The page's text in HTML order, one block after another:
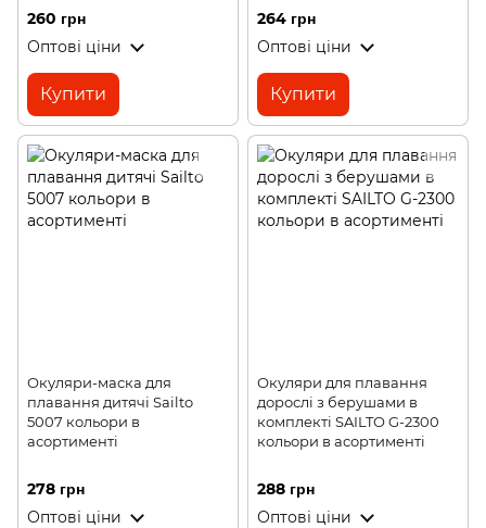
260 грн
Оптові ціни
Купити
264 грн
Оптові ціни
Купити
Окуляри-маска для
плавання дитячі Sailto
5007 кольори в
асортименті
278 грн
Оптові ціни
Окуляри для плавання
дорослі з берушами в
комплекті SAILTO G-2300
кольори в асортименті
288 грн
Оптові ціни